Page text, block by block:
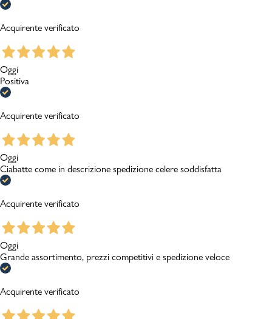
Acquirente verificato
Oggi
Positiva
Acquirente verificato
Oggi
Ciabatte come in descrizione spedizione celere soddisfatta
Acquirente verificato
Oggi
Grande assortimento, prezzi competitivi e spedizione veloce
Acquirente verificato